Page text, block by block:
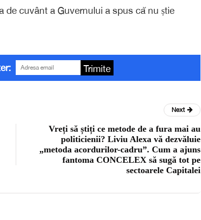
de cuvânt a Guvernului a spus că nu știe
Trimite
Next
Vreți să știți ce metode de a fura mai au
politicienii? Liviu Alexa vă dezvăluie
„metoda acordurilor-cadru”. Cum a ajuns
fantoma CONCELEX să sugă tot pe
sectoarele Capitalei